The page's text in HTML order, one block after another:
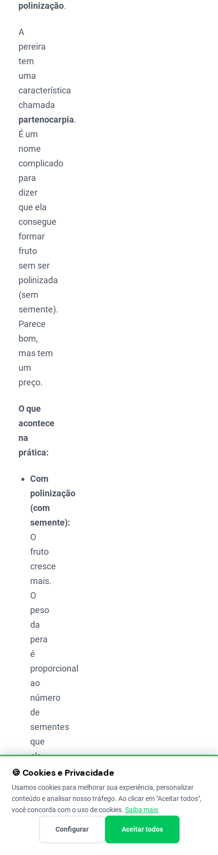
polinização.
A
pereira
tem
uma
característica
chamada
partenocarpia.
É um
nome
complicado
para
dizer
que ela
consegue
formar
fruto
sem ser
polinizada
(sem
semente).
Parece
bom,
mas tem
um
preço.
O que
acontece
na
prática:
Com
polinização
(com
semente):
O
fruto
cresce
mais.
O
peso
da
pera
é
proporcional
ao
número
de
sementes
que
ela
tem.
Sem
polinização
(sem
semente):
🍪 Cookies e Privacidade
Usamos cookies para melhorar sua experiência, personalizar
conteúdo e analisar nosso tráfego. Ao clicar em "Aceitar todos",
você concorda com o uso de cookies. Saiba mais
Configurar Aceitar todos